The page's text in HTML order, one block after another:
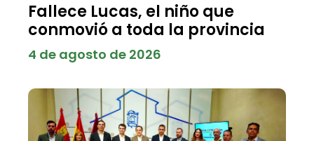
Fallece Lucas, el niño que
conmovió a toda la provincia
4 de agosto de 2026